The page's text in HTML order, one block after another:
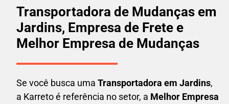
Transportadora de Mudanças em
Jardins, Empresa de Frete e
Melhor Empresa de Mudanças
Se você busca uma Transportadora em Jardins,
a Karreto é referência no setor, a Melhor Empresa